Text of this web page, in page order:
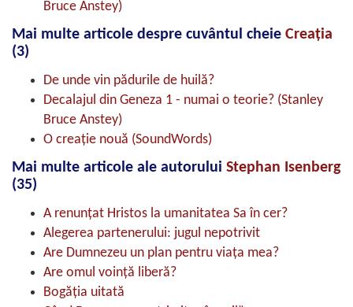
Bruce Anstey)
Mai multe articole despre cuvântul cheie Creaţia
(3)
De unde vin pădurile de huilă?
Decalajul din Geneza 1 - numai o teorie? (Stanley
Bruce Anstey)
O creaţie nouă (SoundWords)
Mai multe articole ale autorului Stephan Isenberg
(35)
A renunțat Hristos la umanitatea Sa în cer?
Alegerea partenerului: jugul nepotrivit
Are Dumnezeu un plan pentru viața mea?
Are omul voință liberă?
Bogăția uitată